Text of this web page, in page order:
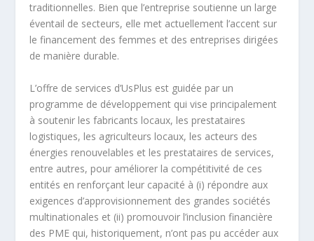
traditionnelles. Bien que l’entreprise soutienne un large
éventail de secteurs, elle met actuellement l’accent sur
le financement des femmes et des entreprises dirigées
de manière durable.
L’offre de services d’UsPlus est guidée par un
programme de développement qui vise principalement
à soutenir les fabricants locaux, les prestataires
logistiques, les agriculteurs locaux, les acteurs des
énergies renouvelables et les prestataires de services,
entre autres, pour améliorer la compétitivité de ces
entités en renforçant leur capacité à (i) répondre aux
exigences d’approvisionnement des grandes sociétés
multinationales et (ii) promouvoir l’inclusion financière
des PME qui, historiquement, n’ont pas pu accéder aux